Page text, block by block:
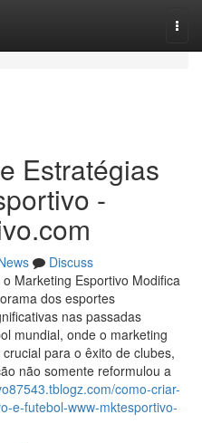
Estratégias
-
Discuss
Marketing Esportivo Modifica
dos esportes
nas passadas
mundial, onde o marketing
para o êxito de clubes,
não somente reformulou a
como-criar-
e-futebol-www-mktesportivo-